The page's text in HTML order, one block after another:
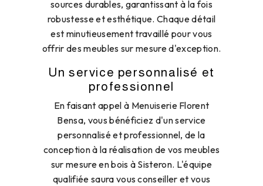
sources durables, garantissant à la fois
robustesse et esthétique. Chaque détail
est minutieusement travaillé pour vous
offrir des meubles sur mesure d'exception.
Un service personnalisé et
professionnel
En faisant appel à Menuiserie Florent
Bensa, vous bénéficiez d'un service
personnalisé et professionnel, de la
conception à la réalisation de vos meubles
sur mesure en bois à Sisteron. L'équipe
qualifiée saura vous conseiller et vous